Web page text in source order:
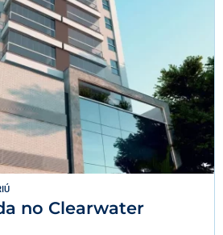
no Clearwater